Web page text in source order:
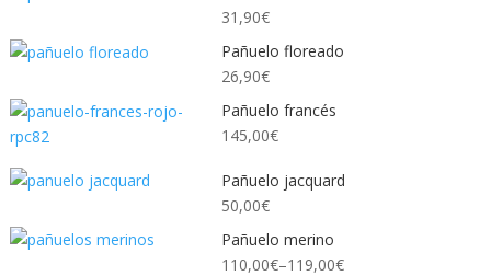
31,90€
Pañuelo floreado
26,90€
Pañuelo francés
145,00€
Pañuelo jacquard
50,00€
Pañuelo merino
110,00€–119,00€